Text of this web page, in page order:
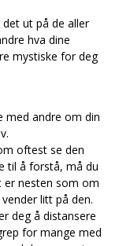
ut på de aller
hva dine
mystiske for deg
med andre om din
oftest se den
til å forstå, må du
er nesten som om
litt på den.
deg å distansere
for mange med